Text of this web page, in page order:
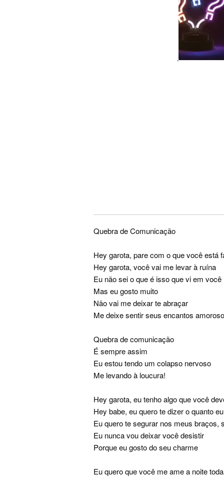
Quebra de Comunicação
Hey garota, pare com o que você está
Hey garota, você vai me levar à ruína
Eu não sei o que é isso que vi em você
Mas eu gosto muito
Não vai me deixar te abraçar
Me deixe sentir seus encantos
Quebra de comunicação
É sempre assim
Eu estou tendo um colapso nervoso
Me levando à loucura!
Hey garota, eu tenho algo que você
Hey babe, eu quero te dizer o quanto
Eu quero te segurar nos meus braços,
Eu nunca vou deixar você desistir
Porque eu gosto do seu charme
Eu quero que você me ame a noite